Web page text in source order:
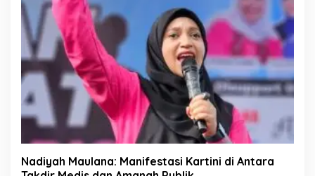
Nadiyah Maulana: Manifestasi Kartini di Antara